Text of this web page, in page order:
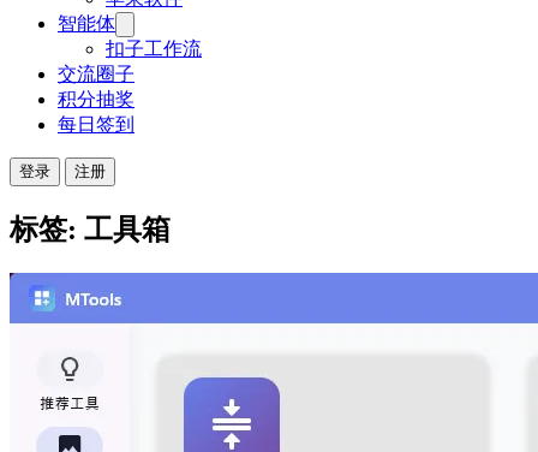
智能体
扣子工作流
交流圈子
积分抽奖
每日签到
登录 注册
标签: 工具箱